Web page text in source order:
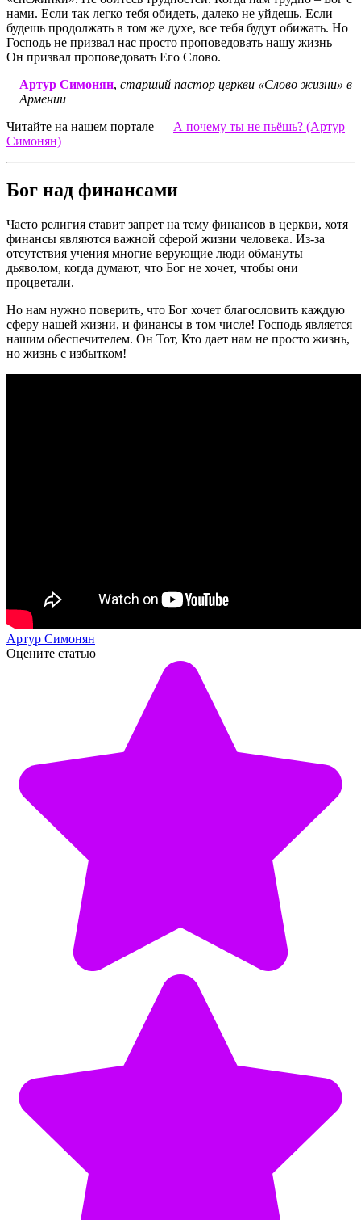
нами. Если так легко тебя обидеть, далеко не уйдешь. Если
будешь продолжать в том же духе, все тебя будут обижать. Но
Господь не призвал нас просто проповедовать нашу жизнь –
Он призвал проповедовать Его Слово.
Артур Симонян, старший пастор церкви «Слово жизни» в
Армении
Читайте на нашем портале — А почему ты не пьёшь? (Артур
Симонян)
Бог над финансами
Часто религия ставит запрет на тему финансов в церкви, хотя
финансы являются важной сферой жизни человека. Из-за
отсутствия учения многие верующие люди обмануты
дьяволом, когда думают, что Бог не хочет, чтобы они
процветали.
Но нам нужно поверить, что Бог хочет благословить каждую
сферу нашей жизни, и финансы в том числе! Господь является
нашим обеспечителем. Он Тот, Кто дает нам не просто жизнь,
но жизнь с избытком!
Артур Симонян
Оцените статью